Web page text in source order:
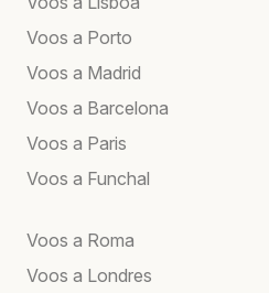
Voos a Porto
Voos a Madrid
Voos a Barcelona
Voos a Paris
Voos a Funchal
Voos a Roma
Voos a Londres